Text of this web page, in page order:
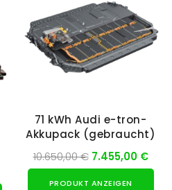
71 kWh Audi e-tron-
Akkupack (gebraucht)
10.650,00 € 7.455,00 €
PRODUKT ANZEIGEN